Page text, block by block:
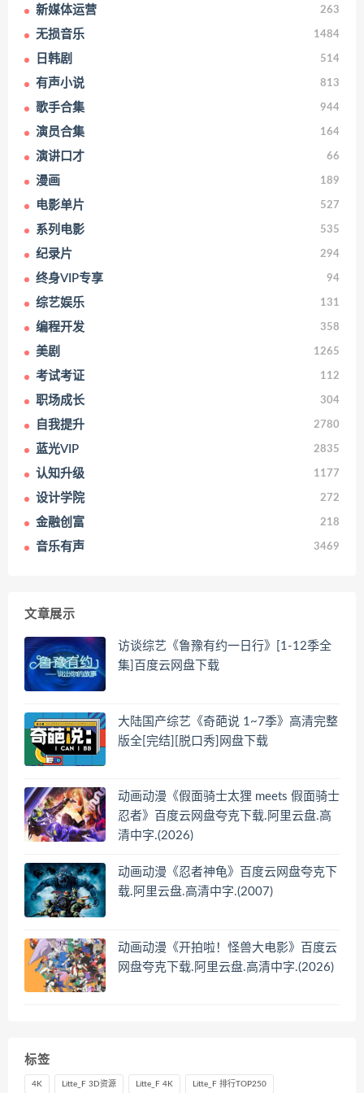
新媒体运营 263
无损音乐 1484
日韩剧 514
有声小说 813
歌手合集 944
演员合集 164
演讲口才 66
漫画 189
电影单片 527
系列电影 535
纪录片 294
终身VIP专享 94
综艺娱乐 131
编程开发 358
美剧 1265
考试考证 112
职场成长 304
自我提升 2780
蓝光VIP 2835
认知升级 1177
设计学院 272
金融创富 218
音乐有声 3469
文章展示
访谈综艺《鲁豫有约一日行》[1-12季全
集]百度云网盘下载
大陆国产综艺《奇葩说 1~7季》高清完整
版全[完结][脱口秀]网盘下载
动画动漫《假面骑士太狸 meets 假面骑士
忍者》百度云网盘夸克下载.阿里云盘.高
清中字.(2026)
动画动漫《忍者神龟》百度云网盘夸克下
载.阿里云盘.高清中字.(2007)
动画动漫《开拍啦！怪兽大电影》百度云
网盘夸克下载.阿里云盘.高清中字.(2026)
标签
4K Litte_F 3D资源 Litte_F 4K Litte_F 排行TOP250